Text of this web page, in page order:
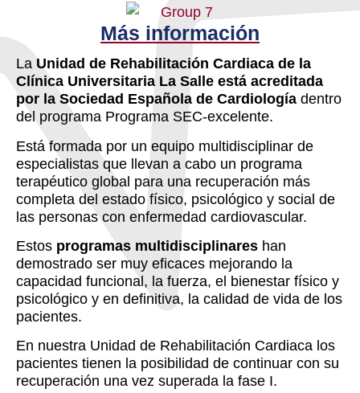
Más información
La Unidad de Rehabilitación Cardiaca de la
Clínica Universitaria La Salle está acreditada
por la Sociedad Española de Cardiología dentro
del programa Programa SEC-excelente.
Está formada por un equipo multidisciplinar de
especialistas que llevan a cabo un programa
terapéutico global para una recuperación más
completa del estado físico, psicológico y social de
las personas con enfermedad cardiovascular.
Estos programas multidisciplinares han
demostrado ser muy eficaces mejorando la
capacidad funcional, la fuerza, el bienestar físico y
psicológico y en definitiva, la calidad de vida de los
pacientes.
En nuestra Unidad de Rehabilitación Cardiaca los
pacientes tienen la posibilidad de continuar con su
recuperación una vez superada la fase I.